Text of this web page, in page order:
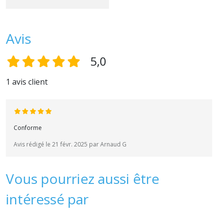
Avis
5,0
1 avis client
Conforme
Avis rédigé le 21 févr. 2025 par Arnaud G
Vous pourriez aussi être
intéressé par